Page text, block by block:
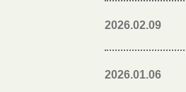
2026.02.09
2026.01.06